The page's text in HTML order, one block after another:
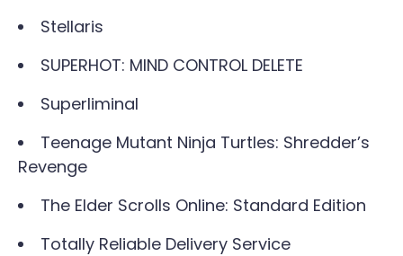
Stellaris
SUPERHOT: MIND CONTROL DELETE
Superliminal
Teenage Mutant Ninja Turtles: Shredder’s
Revenge
The Elder Scrolls Online: Standard Edition
Totally Reliable Delivery Service